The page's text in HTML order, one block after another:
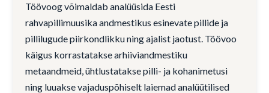
Töövoog võimaldab analüüsida Eesti
rahvapillimuusika andmestikus esinevate pillide ja
pillilugude piirkondlikku ning ajalist jaotust. Töövoo
käigus korrastatakse arhiiviandmestiku
metaandmeid, ühtlustatakse pilli- ja kohanimetusi
ning luuakse vajaduspõhiselt laiemad analüütilised